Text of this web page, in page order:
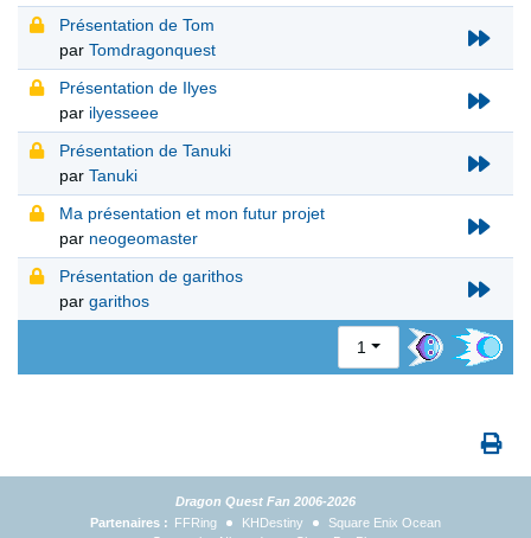
Présentation de Tom
par Tomdragonquest
Présentation de Ilyes
par ilyesseee
Présentation de Tanuki
par Tanuki
Ma présentation et mon futur projet
par neogeomaster
Présentation de garithos
par garithos
1
Dragon Quest Fan 2006-2026
Partenaires : FFRing KHDestiny
Square Enix Ocean